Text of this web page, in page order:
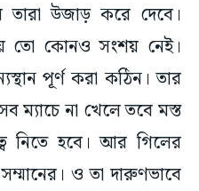
তারা উজাড় করে দেবে।
তো কোনও সংশয় নেই।
পূর্ণ করা কঠিন। তার
ম্যাচে না খেলে তবে মস্ত
নিতে হবে। আর গিলের
ও তা দারুণভাবে